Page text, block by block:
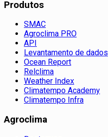
Produtos
SMAC
Agroclima PRO
API
Levantamento de dados
Ocean Report
Relclima
Weather Index
Climatempo Academy
Climatempo Infra
Agroclima